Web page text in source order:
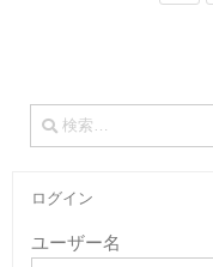
検
索:
ログイン
ユーザー名